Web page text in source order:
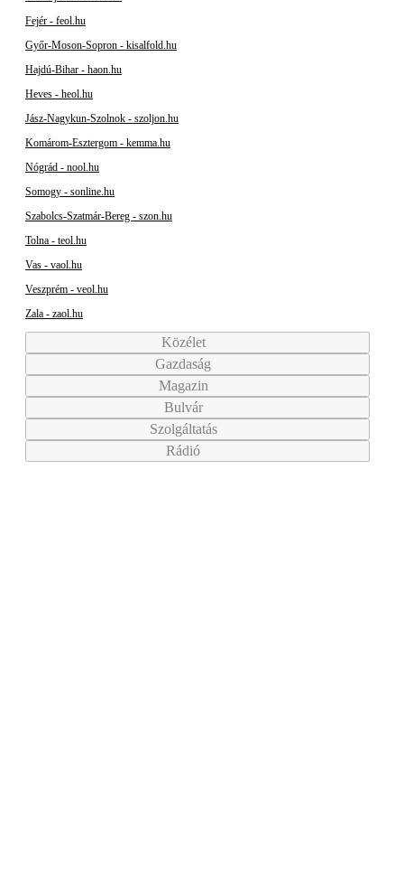
Fejér - feol.hu
Győr-Moson-Sopron - kisalfold.hu
Hajdú-Bihar - haon.hu
Heves - heol.hu
Jász-Nagykun-Szolnok - szoljon.hu
Komárom-Esztergom - kemma.hu
Nógrád - nool.hu
Somogy - sonline.hu
Szabolcs-Szatmár-Bereg - szon.hu
Tolna - teol.hu
Vas - vaol.hu
Veszprém - veol.hu
Zala - zaol.hu
Közélet
Gazdaság
Magazin
Bulvár
Szolgáltatás
Rádió